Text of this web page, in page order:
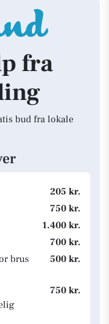
fra
bud fra lokale
205 kr.
750 kr.
1.400 kr.
700 kr.
brus
500 kr.
750 kr.